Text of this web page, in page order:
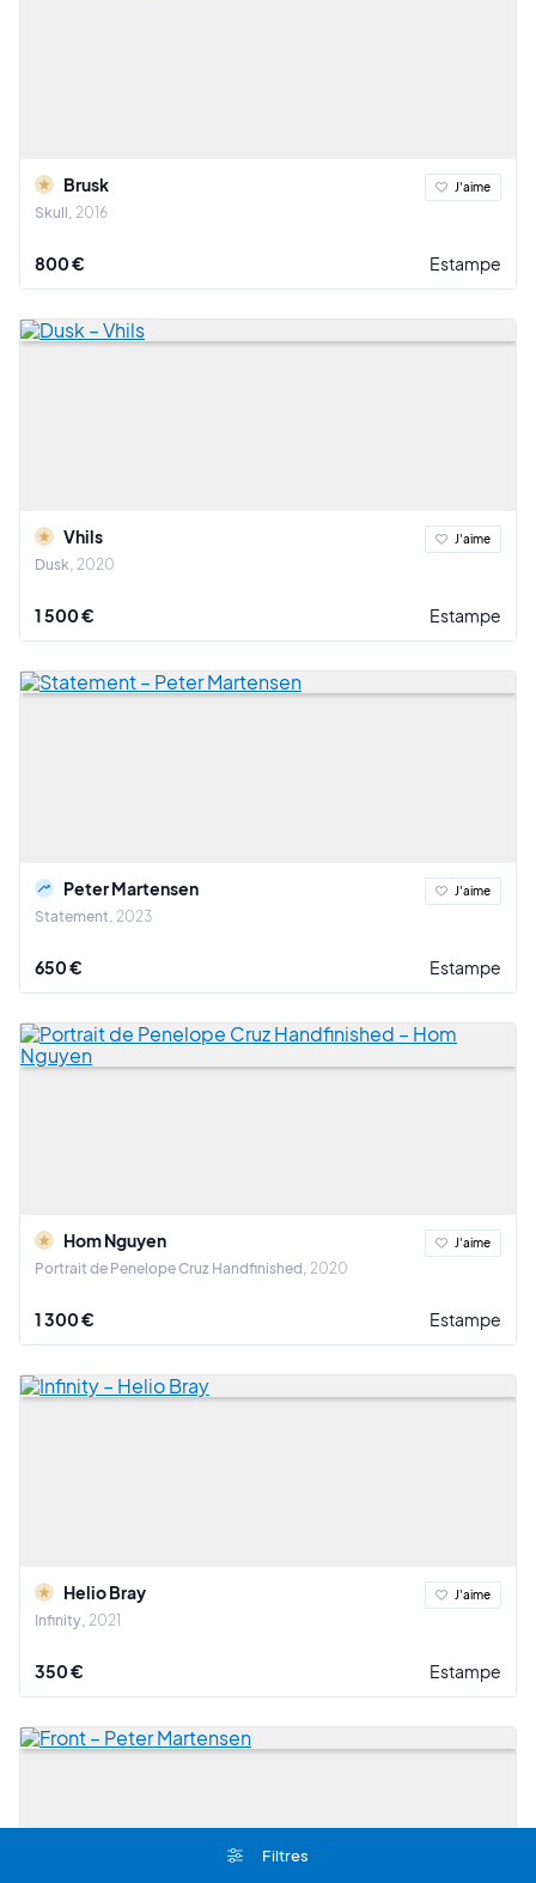
Filtres
Brusk
Skull 2016
J'aime
800 € Estampe
Vhils
Dusk 2020
J'aime
1 500 € Estampe
Peter Martensen
Statement 2023
J'aime
650 € Estampe
Hom Nguyen
Portrait de Penelope Cruz Handfinished 2020
J'aime
1 300 € Estampe
Helio Bray
Infinity 2021
J'aime
350 € Estampe